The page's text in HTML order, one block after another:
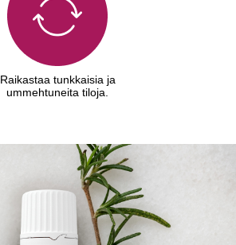
Raikastaa tunkkaisia ja
ummehtuneita tiloja.